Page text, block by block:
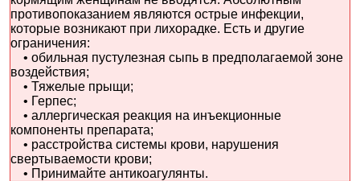
противопоказанием являются острые инфекции,
которые возникают при лихорадке. Есть и другие
ограничения:
• обильная пустулезная сыпь в предполагаемой зоне
воздействия;
• Тяжелые прыщи;
• Герпес;
• аллергическая реакция на инъекционные
компоненты препарата;
• расстройства системы крови, нарушения
свертываемости крови;
• Принимайте антикоагулянты.